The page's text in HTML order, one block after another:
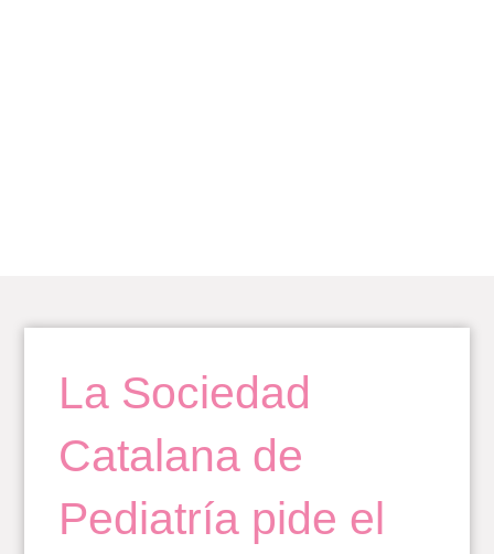
La Sociedad
Catalana de
Pediatría pide el